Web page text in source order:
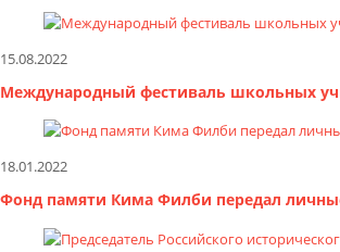
15.08.2022
Международный фестиваль школьных
18.01.2022
Фонд памяти Кима Филби передал